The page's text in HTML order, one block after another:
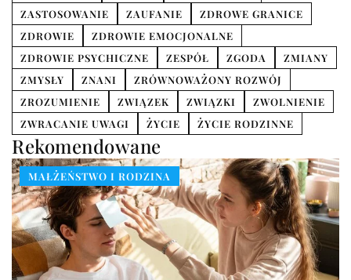
ZASTOSOWANIE
ZAUFANIE
ZDROWE GRANICE
ZDROWIE
ZDROWIE EMOCJONALNE
ZDROWIE PSYCHICZNE
ZESPÓŁ ZGODA
ZMIANY
ZMYSŁY
ZNANI
ZRÓWNOWAŻONY ROZWÓJ
ZROZUMIENIE
ZWIĄZEK ZWIĄZKI
ZWOLNIENIE
ZWRACANIE UWAGI
ŻYCIE ŻYCIE RODZINNE
Rekomendowane
MAŁŻEŃSTWO I RODZINA